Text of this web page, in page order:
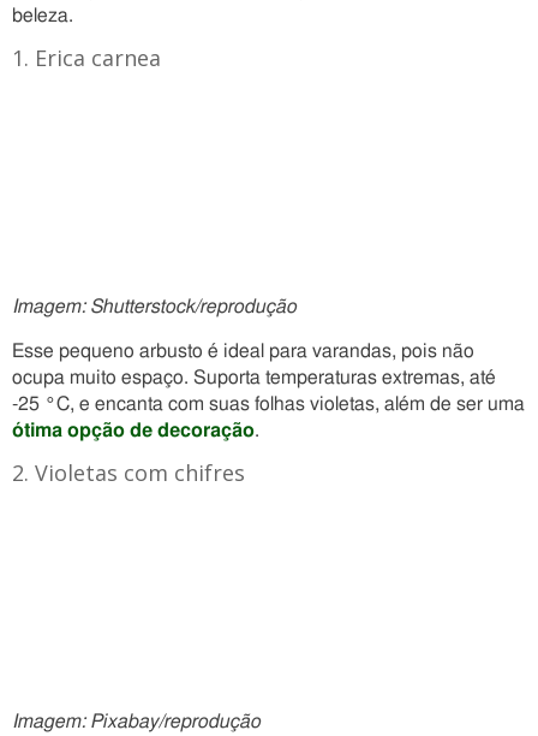
beleza.
1. Erica carnea
Imagem: Shutterstock/reprodução
Esse pequeno arbusto é ideal para varandas, pois não
ocupa muito espaço. Suporta temperaturas extremas, até
-25 °C, e encanta com suas folhas violetas, além de ser uma
ótima opção de decoração.
2. Violetas com chifres
Imagem: Pixabay/reprodução